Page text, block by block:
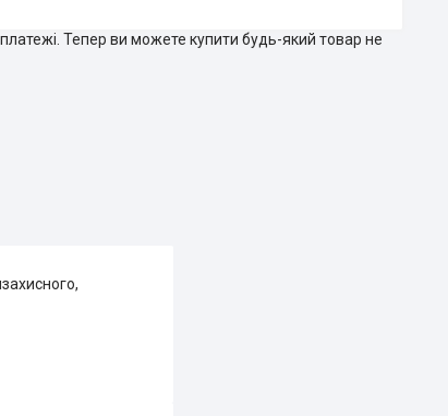
платежі. Тепер ви можете купити будь-який товар не